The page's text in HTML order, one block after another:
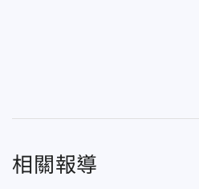
相關報導